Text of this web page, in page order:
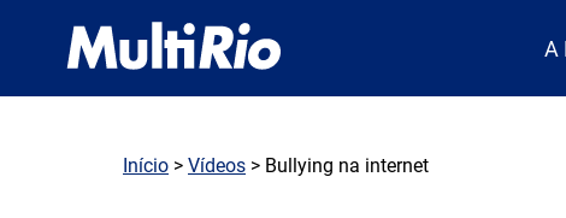
A
Início > Vídeos > Bullying na internet